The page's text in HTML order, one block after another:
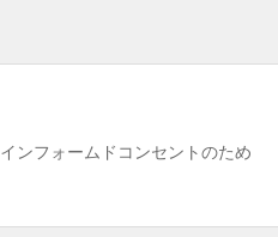
インフォームドコンセントのため